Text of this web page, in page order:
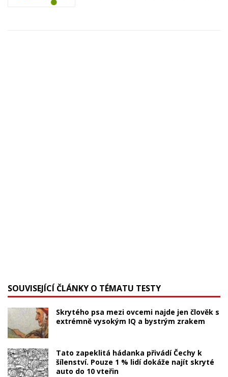
SOUVISEJÍCÍ ČLÁNKY O TÉMATU TESTY
Skrytého psa mezi ovcemi najde jen člověk s
extrémně vysokým IQ a bystrým zrakem
Tato zapeklitá hádanka přivádí Čechy k
šílenství. Pouze 1 % lidí dokáže najít skryté
auto do 10 vteřin